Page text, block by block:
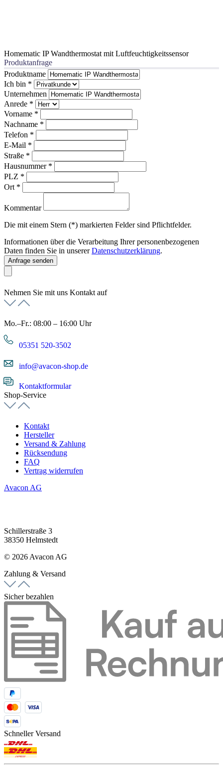
Homematic IP Wandthermostat mit Luftfeuchtigkeitssensor
Produktanfrage
Produktname
Ich bin *
Unternehmen
Anrede *
Vorname *
Nachname *
Telefon *
E-Mail *
Straße *
Hausnummer *
PLZ *
Ort *
Kommentar
Die mit einem Stern (*) markierten Felder sind Pflichtfelder.
Informationen über die Verarbeitung Ihrer personenbezogenen
Daten finden Sie in unsererDatenschutzerklärung.
Anfrage senden
Nehmen Sie mit uns Kontakt auf
Mo.–Fr.: 08:00 – 16:00 Uhr
05351 520-3502
info@avacon-shop.de
Kontaktformular
Shop-Service
Kontakt
Hersteller
Versand & Zahlung
Rücksendung
FAQ
Vertrag widerrufen
Avacon AG
Schillerstraße 3
38350 Helmstedt
© 2026 Avacon AG
Zahlung & Versand
Sicher bezahlen
Schneller Versand